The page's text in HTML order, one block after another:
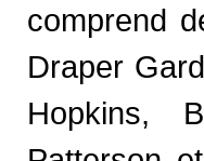
comprend
Draper
Hopkins,